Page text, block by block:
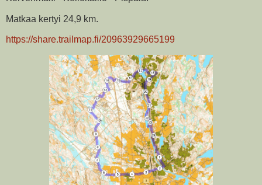
Matkaa kertyi 24,9 km.
https://share.trailmap.fi/20963929665199